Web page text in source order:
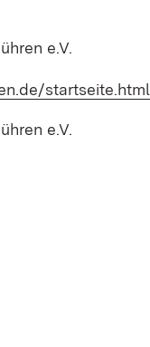
e.V.
startseite.html
e.V.